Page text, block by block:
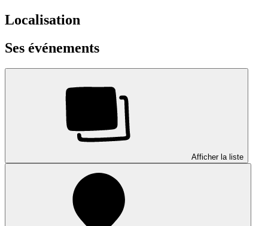
Localisation
Ses événements
Afficher la liste